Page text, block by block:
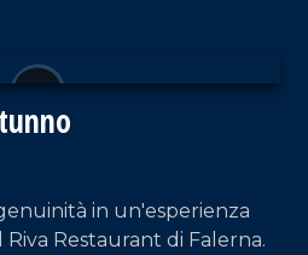
in un'esperienza
Restaurant di Falerna.